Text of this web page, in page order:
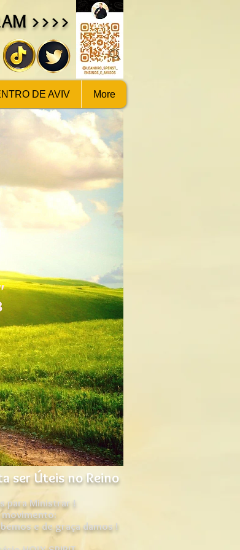
>>>>
DE AVIV More
ser Úteis no Reino
para Ministrar !
movimento:
e de graça damos !